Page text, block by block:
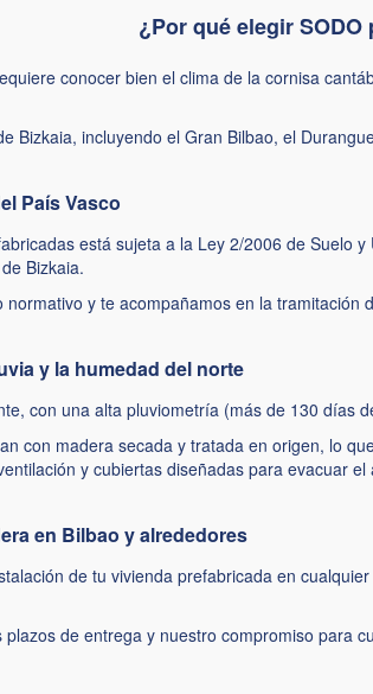
¿Por qué elegir
conocer bien el clima de la cornisa
Bizkaia, incluyendo el Gran Bilbao, el
País Vasco
está sujeta a la Ley 2/2006 de Suelo
Bizkaia.
normativo y te acompañamos en la
y la humedad del norte
con una alta pluviometría (más de 130 días
con madera secada y tratada en origen, lo
y cubiertas diseñadas para evacuar
en Bilbao y alrededores
de tu vivienda prefabricada en
de entrega y nuestro compromiso para